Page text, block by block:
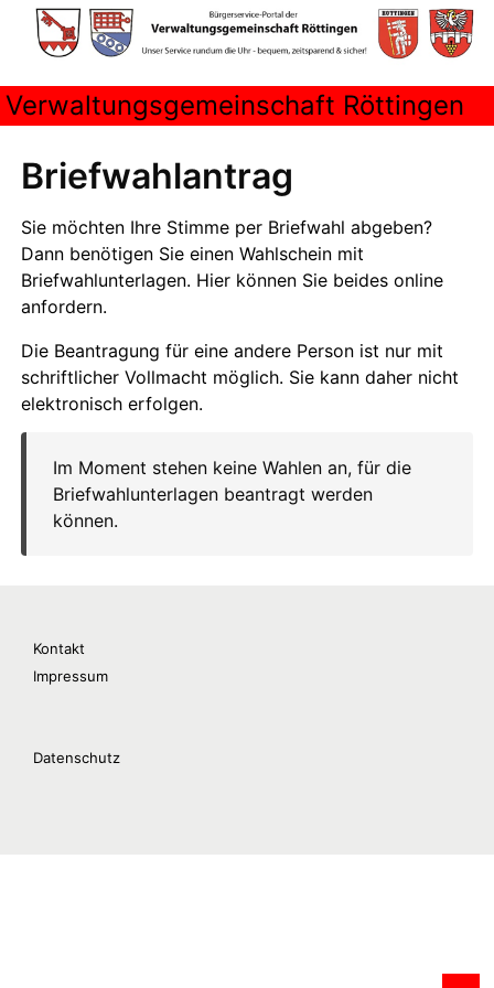
Verwaltungsgemeinschaft Röttingen
Kontakt
Impressum
Datenschutz